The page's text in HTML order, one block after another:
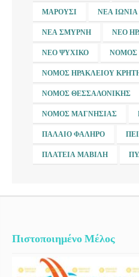
ΜΑΡΟΎΣΙ ΝΈΑ
ΝΈΑ ΣΜΎΡΝΗ ΝΈΟ
ΝΈΟ ΨΥΧΙΚΌ ΝΟΜΌΣ
ΝΟΜΌΣ ΗΡΑΚΛΕΊΟΥ
ΝΟΜΌΣ ΘΕΣΣΑΛΟΝΊΚΗΣ
ΝΟΜΌΣ ΜΑΓΝΗΣΊΑΣ
ΠΑΛΑΙΌ ΦΆΛΗΡΟ
ΠΛΑΤΕΊΑ ΜΑΒΊΛΗ
Πιστοποιημένο Μέλος